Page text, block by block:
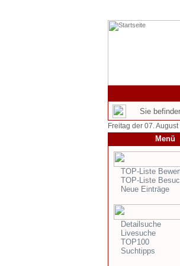
Sie
Freitag der 07. August
Menü
TOP-Liste
TOP-Liste
Neue Einträge
Detailsuche
Livesuche
TOP100
Suchtipps